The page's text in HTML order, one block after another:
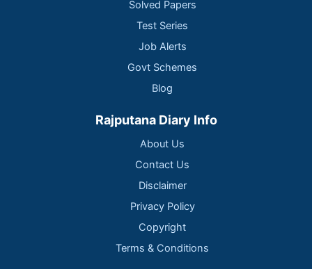
Solved Papers
Test Series
Job Alerts
Govt Schemes
Blog
Rajputana Diary Info
About Us
Contact Us
Disclaimer
Privacy Policy
Copyright
Terms & Conditions